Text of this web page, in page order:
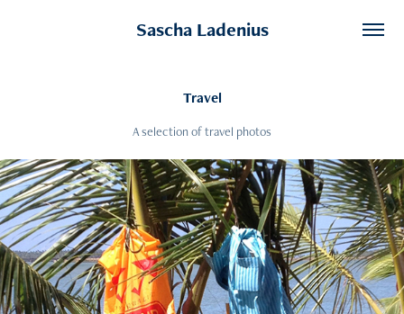
Sascha Ladenius
Travel
A selection of travel photos